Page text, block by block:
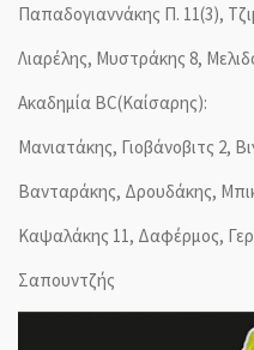
Παπαδογιαννάκης Π. 11(3),
Λιαρέλης, Μυστράκης 8,
Ακαδημία BC(Καίσαρης):
Μανιατάκης, Γιοβάνοβιτς 2,
Βανταράκης, Δρουδάκης,
Καψαλάκης 11, Δαφέρμος,
Σαπουντζής